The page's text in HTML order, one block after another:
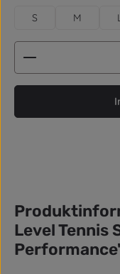
S M L
Produkt
Level Tennis